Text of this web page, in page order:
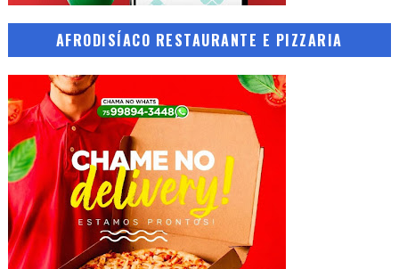
AFRODISÍACO RESTAURANTE E PIZZARIA